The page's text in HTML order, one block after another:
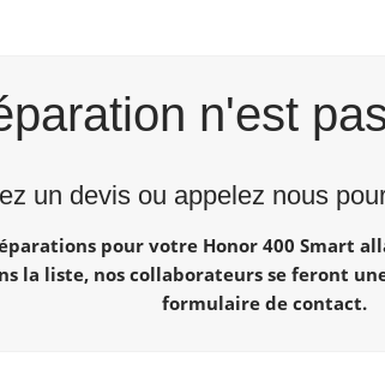
n'est
un devis ou appelez nous
pour votre Honor 400 Smart
la liste, nos collaborateurs se feront
formulaire de contact.